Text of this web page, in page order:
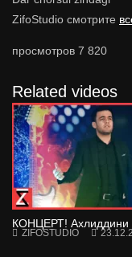
ZifoStudio смотрите
просмотров 7 820
Related videos
КОНЦЕРТ! Ахлиддини
ZIFOSTUDIO